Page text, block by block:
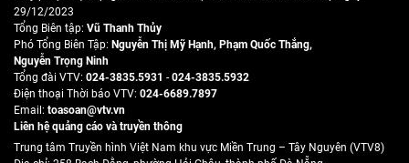
29/12/2023
Tổng Biên tập: Vũ Thanh Thủy
Phó Tổng Biên Tập: Nguyễn Thị Mỹ Hạnh, Phạm Quốc Thắng,
Nguyễn Trọng Ninh
Tổng đài VTV: 024-3835.5931 - 024-3835.5932
Ðiện thoại Thời báo VTV: 024-6689.7897
Email: toasoan@vtv.vn
Liên hệ quảng cáo và truyền thông
Trung tâm Truyền hình Việt Nam khu vực Miền Trung – Tây Nguyên (VTV8)